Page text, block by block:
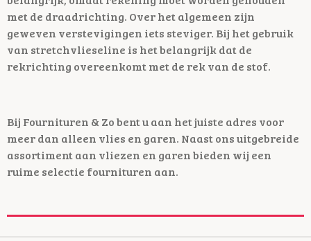
met de draadrichting. Over het algemeen zijn
geweven verstevigingen iets steviger. Bij het gebruik
van stretchvlieseline is het belangrijk dat de
rekrichting overeenkomt met de rek van de stof.
Bij Fournituren & Zo bent u aan het juiste adres voor
meer dan alleen vlies en garen. Naast ons uitgebreide
assortiment aan vliezen en garen bieden wij een
ruime selectie fournituren aan.